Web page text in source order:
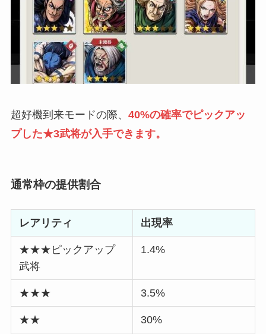
超好機到来モードの際、 40%の確率でピックアッ
プした★3武将が入手できます。
通常枠の提供割合
レアリティ 出現率
★★★ピックアップ
武将
1.4%
★★★ 3.5%
★★ 30%